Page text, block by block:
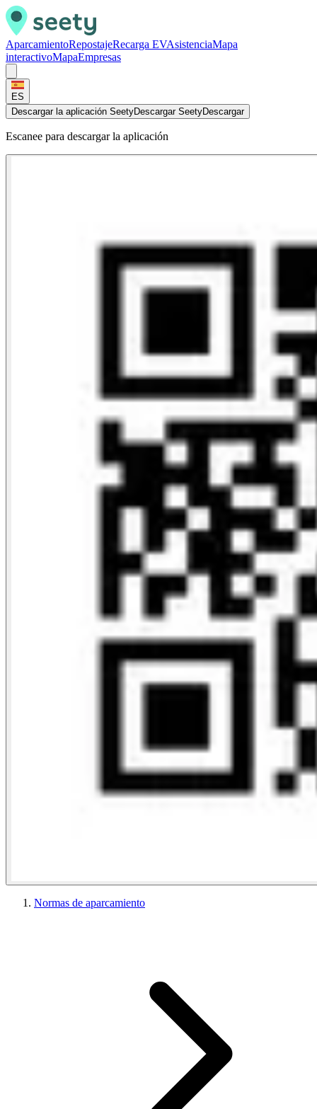
AparcamientoRepostajeRecarga EVAsistenciaMapa
interactivoMapaEmpresas
ES
Descargar la aplicación SeetyDescargar SeetyDescargar
Escanee para descargar la aplicación
Normas de aparcamiento